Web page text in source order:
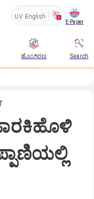
UV English
E-Paper
ಹೊಂಗಿರಣ Search